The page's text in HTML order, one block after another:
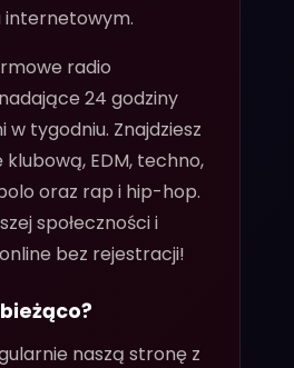
Red7
w Kretowinach
Show
internetowym.
radio
24 godziny
w tygodniu. Znajdziesz
klubową, EDM, techno,
oraz rap i hip-hop.
społeczności i
bez rejestracji!
naszą stronę z